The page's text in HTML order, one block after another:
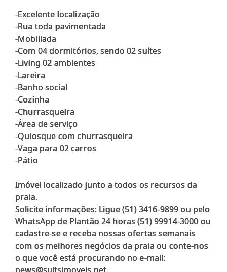
-Excelente localização
-Rua toda pavimentada
-Mobiliada
-Com 04 dormitórios, sendo 02 suítes
-Living 02 ambientes
-Lareira
-Banho social
-Cozinha
-Churrasqueira
-Área de serviço
-Quiosque com churrasqueira
-Vaga para 02 carros
-Pátio
Imóvel localizado junto a todos os recursos da
praia.
Solicite informações: Ligue (51) 3416-9899 ou pelo
WhatsApp de Plantão 24 horas (51) 99914-3000 ou
cadastre-se e receba nossas ofertas semanais
com os melhores negócios da praia ou conte-nos
o que você está procurando no e-mail: